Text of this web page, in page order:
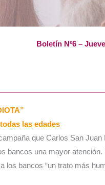
Boletín Nº6 –
las edades
que Carlos San Juan
bancos una mayor
los bancos “un trato más